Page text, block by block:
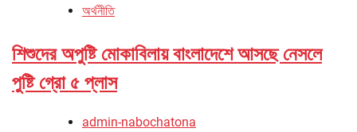
অর্থনীতি
শিশুদের অপুষ্টি মোকাবিলায় বাংলাদেশে আসছে নেসলে
পুষ্টি গ্রো ৫ প্লাস
admin-nabochatona